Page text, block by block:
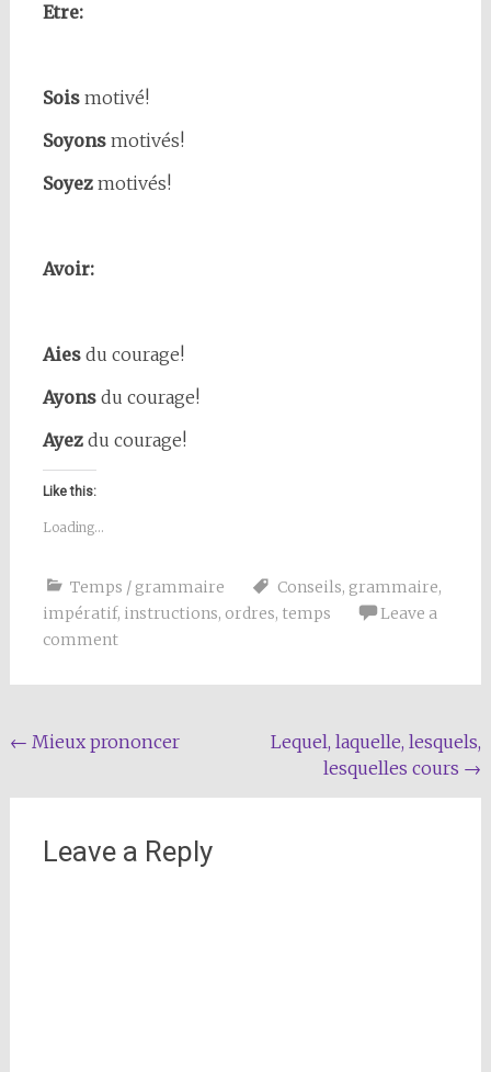
Etre:
Soismotivé!
Soyonsmotivés!
Soyezmotivés!
Avoir:
Aiesdu courage!
Ayonsdu courage!
Ayezdu courage!
Like this:
Loading...
Temps / grammaire Conseils, grammaire,
impératif, instructions, ordres, temps
Leave a
comment
Post
← Mieux prononcer
Lequel, laquelle, lesquels,
lesquelles cours →
Leave a Reply